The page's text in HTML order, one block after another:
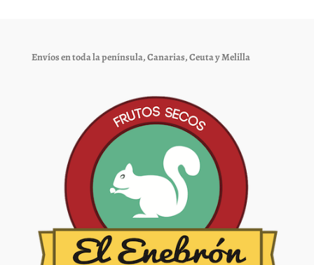
elegir
página
de
Envíos en toda la península, Canarias, Ceuta y Melilla